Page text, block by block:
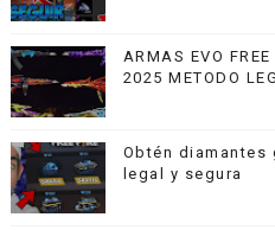
ARMAS EVO
2025 METODO
Obtén diamantes
legal y segura